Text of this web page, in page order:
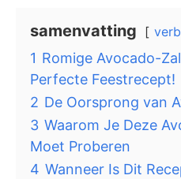
samenvatting
1 Romige Avocado-
Perfecte Feestrecept!
2 De Oorsprong van
3 Waarom Je Deze
Moet Proberen
4 Wanneer Is Dit